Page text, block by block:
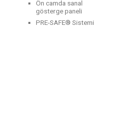
Ön camda sanal
gösterge paneli
PRE-SAFE® Sistemi